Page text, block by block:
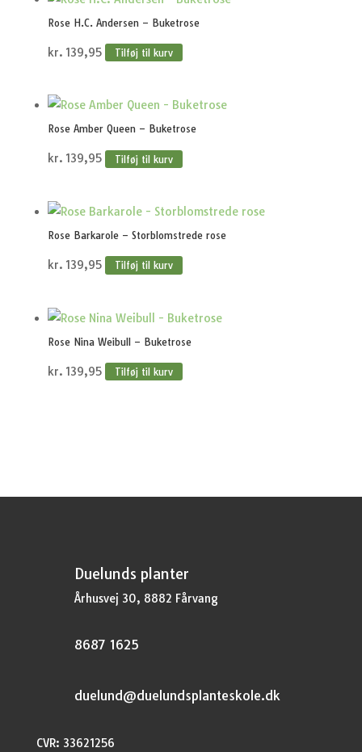
Rose H.C. Andersen – Buketrose
kr. 139,95 Tilføj til kurv
Rose Amber Queen – Buketrose
kr. 139,95 Tilføj til kurv
Rose Barkarole – Storblomstrede rose
kr. 139,95 Tilføj til kurv
Rose Nina Weibull – Buketrose
kr. 139,95 Tilføj til kurv
Duelunds planter
Århusvej 30, 8882 Fårvang
8687 1625
duelund@duelundsplanteskole.dk
CVR: 33621256